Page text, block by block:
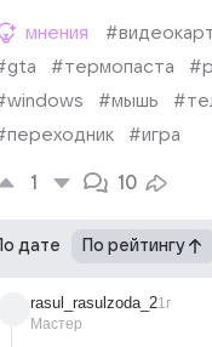
мнения
#термопаста
#мышь
#игра
1 10
дате По рейтингу
rasul_rasulzoda_2
Мастер
1г